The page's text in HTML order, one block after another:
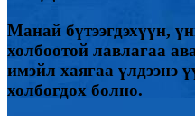
Манай бүтээгдэхүүн,
холбоотой лавлагаа
имэйл хаягаа үлдээнэ
холбогдох болно.